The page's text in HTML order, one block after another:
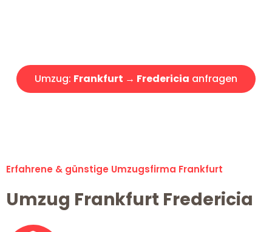
Umzug: Frankfurt → Fredericia anfragen
Erfahrene & günstige Umzugsfirma Frankfurt
Umzug Frankfurt Fredericia